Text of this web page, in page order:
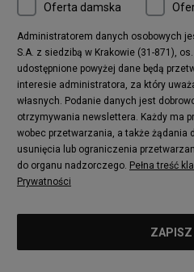
Oferta damska
Administratorem danych osobowych
S.A. z siedzibą w Krakowie (31-871),
udostępnione powyżej dane będą
interesie administratora, za który
własnych. Podanie danych jest
otrzymywania newslettera. Każdy ma
wobec przetwarzania, a także żądania
usunięcia lub ograniczenia
do organu nadzorczego. Pełna treść
Prywatności